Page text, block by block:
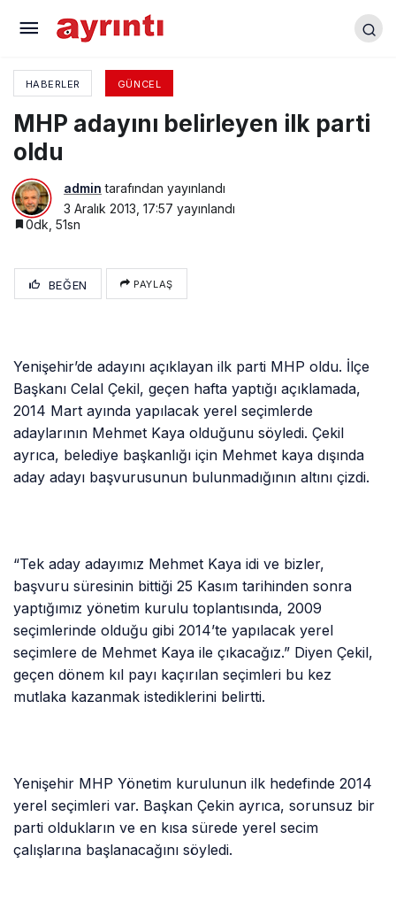
HABERLER GÜNCEL
MHP adayını belirleyen ilk parti
oldu
admin tarafından yayınlandı
3 Aralık 2013, 17:57 yayınlandı
0dk, 51sn
BEĞEN PAYLAŞ
Yenişehir’de adayını açıklayan ilk parti MHP oldu. İlçe
Başkanı Celal Çekil, geçen hafta yaptığı açıklamada,
2014 Mart ayında yapılacak yerel seçimlerde
adaylarının Mehmet Kaya olduğunu söyledi. Çekil
ayrıca, belediye başkanlığı için Mehmet kaya dışında
aday adayı başvurusunun bulunmadığının altını çizdi.
“Tek aday adayımız Mehmet Kaya idi ve bizler,
başvuru süresinin bittiği 25 Kasım tarihinden sonra
yaptığımız yönetim kurulu toplantısında, 2009
seçimlerinde olduğu gibi 2014’te yapılacak yerel
seçimlere de Mehmet Kaya ile çıkacağız.” Diyen Çekil,
geçen dönem kıl payı kaçırılan seçimleri bu kez
mutlaka kazanmak istediklerini belirtti.
Yenişehir MHP Yönetim kurulunun ilk hedefinde 2014
yerel seçimleri var. Başkan Çekin ayrıca, sorunsuz bir
parti oldukların ve en kısa sürede yerel secim
çalışlarına başlanacağını söyledi.
Yenişehir Fem Dershanesi: Kapatılma
gerekçeleri inandırıcılıktan çok uzak